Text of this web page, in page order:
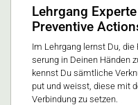
Lehrgang
Preventive
Im Lehrgang lernst Du,
se­rung in Dei­nen Hän­den
kennst Du sämt­li­che
put und weisst, die­se mit
Ver­bin­dung zu set­zen.